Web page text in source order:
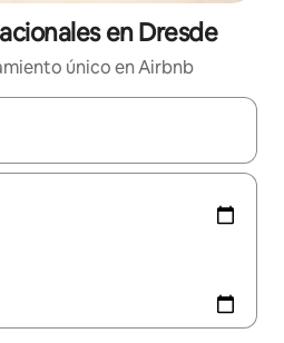
en Dresde
único en Airbnb
disponibles, podrás navegar